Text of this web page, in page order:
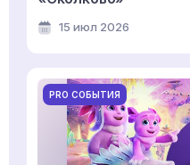
15 июл 2026
PRO СОБЫТИЯ